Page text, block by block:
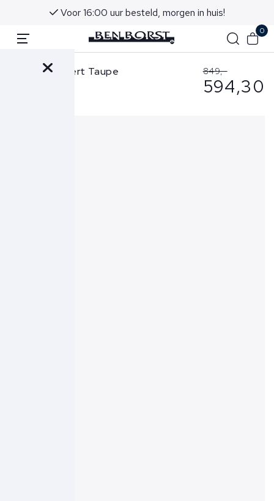
Voor 16:00 uur besteld, morgen in huis!
0
Fugato Colbert Taupe 849,-
594,30